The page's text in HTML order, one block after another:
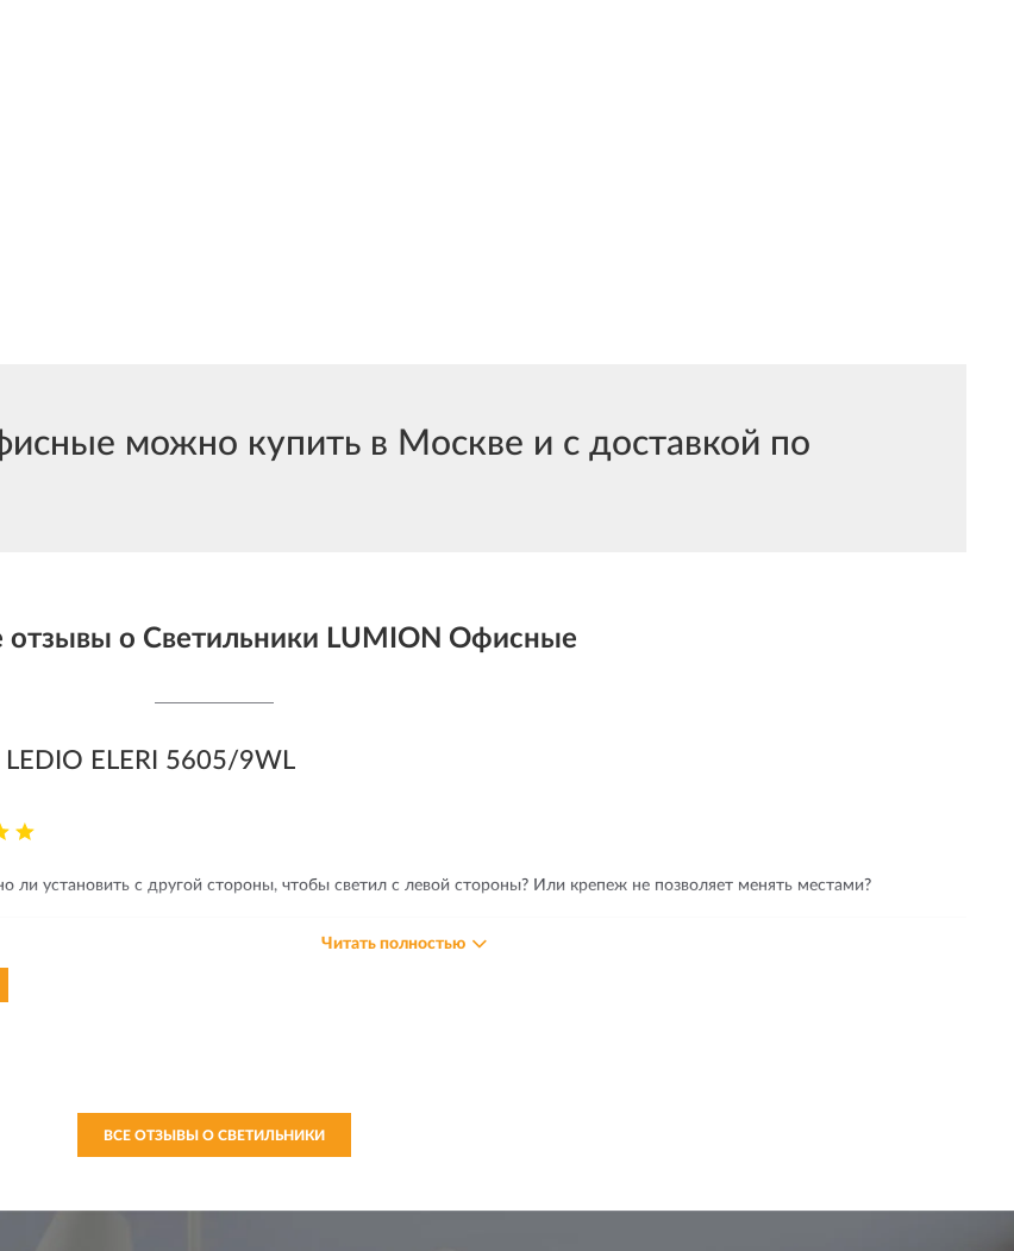
можно купить в Москве и с доставкой по
отзывы о Светильники LUMION Офисные
ELERI 5605/9WL
установить с другой стороны, чтобы светил с левой стороны? Или крепеж не позволяет менять местами?
Только с одной стороны, как на фото.
Читать полностью
ВСЕ ОТЗЫВЫ О СВЕТИЛЬНИКИ